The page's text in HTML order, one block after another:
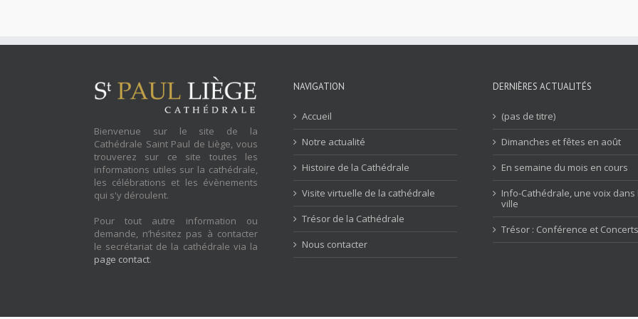
Bienvenue sur le site de la
Cathédrale Saint Paul de Liège, vous
trouverez sur ce site toutes les
informations utiles sur la cathédrale,
les célébrations et les évènements
qui s'y déroulent.
Pour tout autre information ou
demande, n’hésitez pas à contacter
le secrétariat de la cathédrale via la
page contact.
NAVIGATION
Accueil
Notre actualité
Histoire de la Cathédrale
Visite virtuelle de la cathédrale
Trésor de la Cathédrale
Nous contacter
DERNIÈRES ACTUALITÉS
(pas de titre)
Dimanches et fêtes en août
En semaine du mois en cours
Info-Cathédrale, une voix dans
ville
Trésor : Conférence et Concerts